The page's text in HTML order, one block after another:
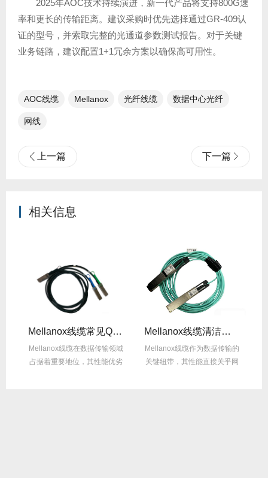
2025年AOC技术持续演进，新一代产品将支持800G速
率和更长的传输距离。建议采购时优先选择通过GR-409认
证的型号，并索取完整的光通道参数测试报告。对于关键
业务链路，建议配置1+1冗余方案以确保高可用性。
AOC线缆 Mellanox 光纤线缆​ 数据中心光纤
网线
上一篇 下一篇
相关信息
Mellanox线缆常见Q&A：用户最关心的10问
Mellanox线缆在数据传输领域
占据着重要地位，其性能优劣
Mellanox线缆清洁方法：正确操作不损坏！
Mellanox线缆作为数据传输的
关键纽带，其性能直接关乎网